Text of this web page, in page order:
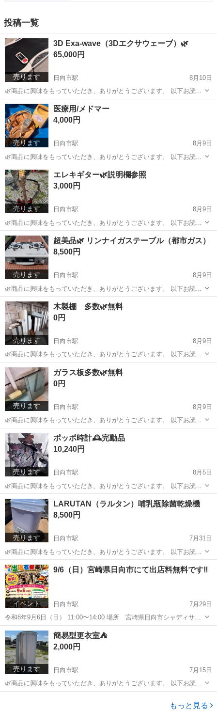
縁を頂き、 良き家庭を創りあげたい、人生をやり直したい… 大変
投稿一覧
売ります
3D Exa-wave（3Dエクサウェーブ）🌿
65,000円
日向市駅
8月10日
🌿商品に興味をもっていただき、ありがとうございます。 以下お読み
いただき、メッセージをお待ちしています🌿 まず、当方が引き渡しを
決める際、 当方の判断基準を記載いたします🍀 ✨連絡レスポンスが早
い方 ✨引き渡しが早い期日...
宮崎 日向市 日向市駅
エクサウェーブ
売ります
医療用/メドマー
4,000円
日向市駅
8月9日
🌿商品に興味をもっていただき、ありがとうございます。 以下お読み
いただき、メッセージをお待ちしています🌿 まず、当方が引き渡しを
決める際、 当方の判断基準を記載いたします🍀 ✨連絡レスポンスが早
い方 ✨引き渡しが早い期日...
宮崎 日向市 日向市駅 ボディケア 商品
売ります
エレキギター🌿説明欄参照
3,000円
日向市駅
8月9日
🌿商品に興味をもっていただき、ありがとうございます。 以下お読み
いただき、メッセージをお待ちしています🌿 ジモティー並びにインス
タも同じ名称で行っております。 インスタでは、リアルな情報提供を
行っておりますので、 そちらもフ...
宮崎 日向市 日向市駅 弦楽器、ギター エレキギター
売ります
超美品🌿 リンナイガステーブル（都市ガス）
8,500円
日向市駅
8月9日
🌿商品に興味をもっていただき、ありがとうございます。 以下お読み
いただき、メッセージをお待ちしています🌿 まず、当方が引き渡しを
決める際、 当方の判断基準を記載いたします🍀 ✨連絡レスポンスが早
い方 ✨引き渡しが早い期日...
宮崎 日向市 日向市駅 その他
売ります
木製棚 多数🌿無料
0円
日向市駅
8月9日
🌿商品に興味をもっていただき、ありがとうございます。 以下お読み
いただき、メッセージをお待ちしています🌿 ジモティー並びにインス
タも同じ名称で行っております。 インスタでは、リアルな情報提供を
行っておりますので、 そちらもフ...
宮崎 日向市 日向市駅 その他
売ります
ガラス板多数🌿無料
0円
日向市駅
8月9日
🌿商品に興味をもっていただき、ありがとうございます。 以下お読み
いただき、メッセージをお待ちしています🌿 ジモティー並びにインス
タも同じ名称で行っております。 インスタでは、リアルな情報提供を
行っておりますので、 そちらもフ...
宮崎 日向市 日向市駅 その他
売ります
ポッポ時計🕰️完動品
10,240円
日向市駅
8月5日
🌿商品に興味をもっていただき、ありがとうございます。 以下お読み
いただき、メッセージをお待ちしています🌿 まず、当方が引き渡しを
決める際、 当方の判断基準を記載いたします🍀 ✨連絡レスポンスが早
い方 ✨引き渡しが早い期日...
宮崎 日向市 商品
売ります
LARUTAN（ラルタン）哺乳瓶除菌乾燥機
8,500円
日向市駅
7月31日
🌿商品に興味をもっていただき、ありがとうございます。 以下お読み
いただき、メッセージをお待ちしています🌿 まず、当方が引き渡しを
決める際、 当方の判断基準を記載いたします🍀 ✨連絡レスポンスが早
い方 ✨引き渡しが早い期日...
宮崎 日向市 日向市駅 ベビー用品 LARUTAN
イベント
9/6（日）宮崎県日向市にて出店料無料です‼️
日向市駅
7月29日
令和8年9月6日（日） 11:00〜14:00 場所 宮崎県日向市シャディサン
コー2階 イベント開催します。 フリーマーケットだけでなく、 3階フ
ロアでは弊社より「値段交渉可」の 「オモ安い店」を行います。 値段
交渉が...
宮崎 日向市 日向市駅 フリーマーケット
売ります
簡易型更衣室⛺️
2,000円
日向市駅
7月15日
🌿商品に興味をもっていただき、ありがとうございます。 以下お読み
いただき、メッセージをお待ちしています🌿 まず、当方が引き渡しを
もっと見る